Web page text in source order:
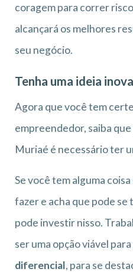
coragem para correr
alcançará os melhores
seu negócio.
Tenha uma ideia
Agora que você tem
empreendedor, saiba
Muriaé é necessário ter
Se você tem alguma
fazer e acha que pode
pode investir nisso.
ser uma opção viável
diferencial, para se